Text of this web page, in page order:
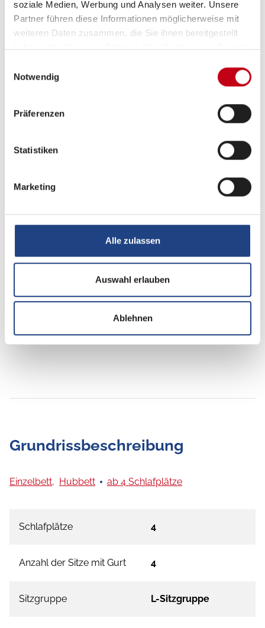
soziale Medien, Werbung und Analysen weiter. Unsere
Partner führen diese Informationen möglicherweise mit
weiteren Daten zusammen, die Sie ihnen bereitgestellt
haben oder die sie im Rahmen Ihrer Nutzung der Dienste
Notwendig
Präferenzen
Statistiken
Marketing
Alle zulassen
Auswahl erlauben
Ablehnen
Multimedia
DAB Radio
Navigationssystem
Rückfahrkamera
TV
Lithiumbatterie
Isofix
Grundrissbeschreibung
Einzelbett, Hubbett ab 4 Schlafplätze
Schlafplätze 4
Anzahl der Sitze mit Gurt 4
Sitzgruppe L-Sitzgruppe